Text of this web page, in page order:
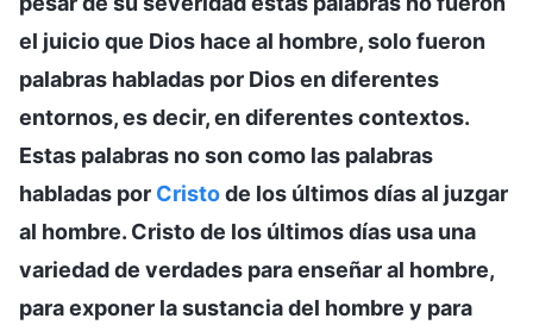
el juicio que Dios hace al hombre, solo fueron
palabras habladas por Dios en diferentes
entornos, es decir, en diferentes contextos.
Estas palabras no son como las palabras
habladas por Cristode los últimos días al juzgar
al hombre. Cristo de los últimos días usa una
variedad de verdades para enseñar al hombre,
para exponer la sustancia del hombre y para